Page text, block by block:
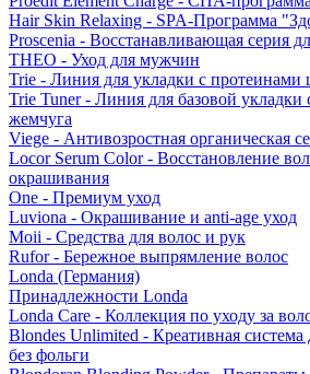
Hair Skin Relaxing - SPA-Программа
Proscenia - Восстанавливающая серия
THEO - Уход для мужчин
Trie - Линия для укладки с протеинами
Trie Tuner - Линия для базовой
жемчуга
Viege - Антивозростная органическая
Locor Serum Color - Восстановление
окрашивания
One - Премиум уход
Luviona - Окрашивание и anti-age уход
Moii - Средства для волос и рук
Rufor - Бережное выпрямление волос
Londa (Германия)
Принадлежности Londa
Londa Care - Коллекция по уходу за
Blondes Unlimited - Креативная система
без фольги